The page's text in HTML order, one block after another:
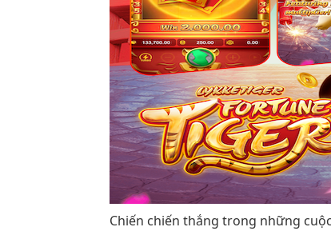
Chiến chiến thắng trong những